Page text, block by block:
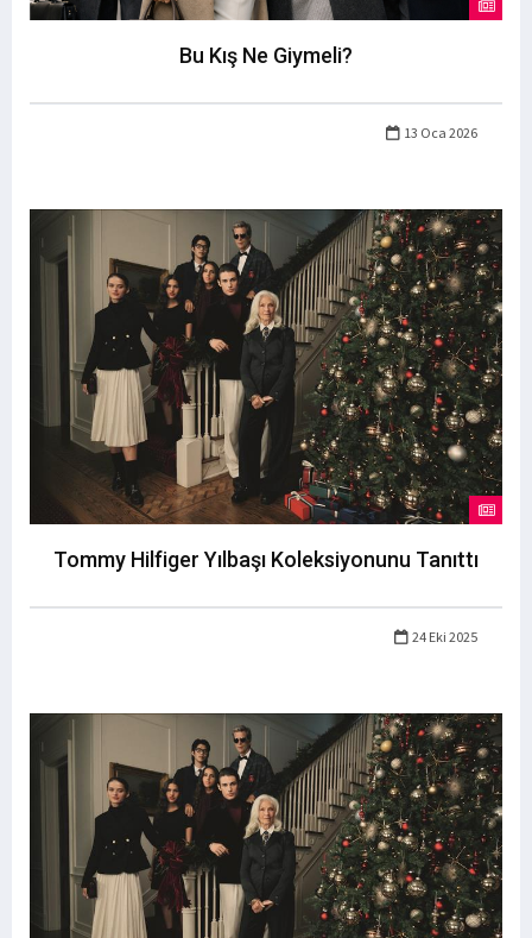
Bu Kış Ne Giymeli?
13 Oca 2026
Tommy Hilfiger Yılbaşı Koleksiyonunu Tanıttı
24 Eki 2025